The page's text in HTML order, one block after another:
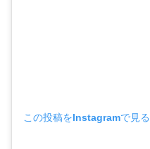
この投稿をInstagramで見る